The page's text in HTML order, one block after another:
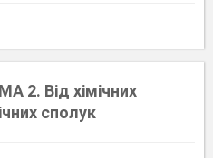
2. Від хімічних
сполук